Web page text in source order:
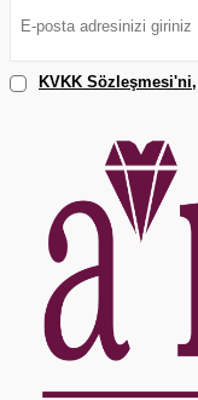
KVKK Sözleşmesi'ni